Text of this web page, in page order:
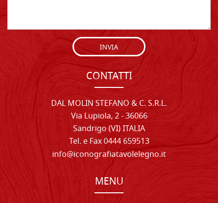
INVIA
CONTATTI
DAL MOLIN STEFANO & C. S.R.L.
Via Lupiola, 2 - 36066
Sandrigo (VI) ITALIA
Tel. e Fax 0444 659513
info@iconografiatavolelegno.it
MENU